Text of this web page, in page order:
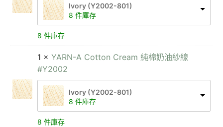
lvory (Y2002-801)
8 件庫存
8 件庫存
1 × YARN-A Cotton Cream 純棉奶油紗線
#Y2002
lvory (Y2002-801)
8 件庫存
8 件庫存